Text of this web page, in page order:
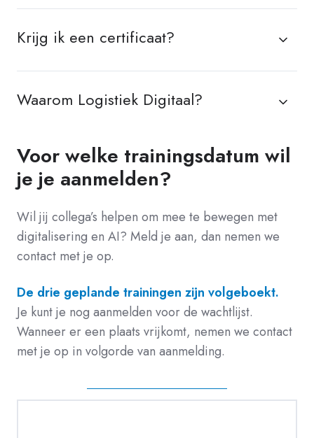
Krijg ik een certificaat?
Waarom Logistiek Digitaal?
Voor welke trainingsdatum wil
je je aanmelden?
Wil jij collega’s helpen om mee te bewegen met
digitalisering en AI? Meld je aan, dan nemen we
contact met je op.
De drie geplande trainingen zijn volgeboekt.
Je kunt je nog aanmelden voor de wachtlijst.
Wanneer er een plaats vrijkomt, nemen we contact
met je op in volgorde van aanmelding.